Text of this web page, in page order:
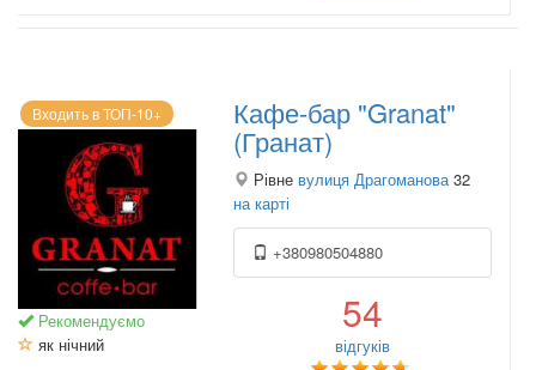
Входить в ТОП-10+
Рекомендуємо
як нічний
Кафе-бар "Granat"
(Гранат)
Рівне вулиця Драгоманова 32
на карті
+380980504880
54
відгуків